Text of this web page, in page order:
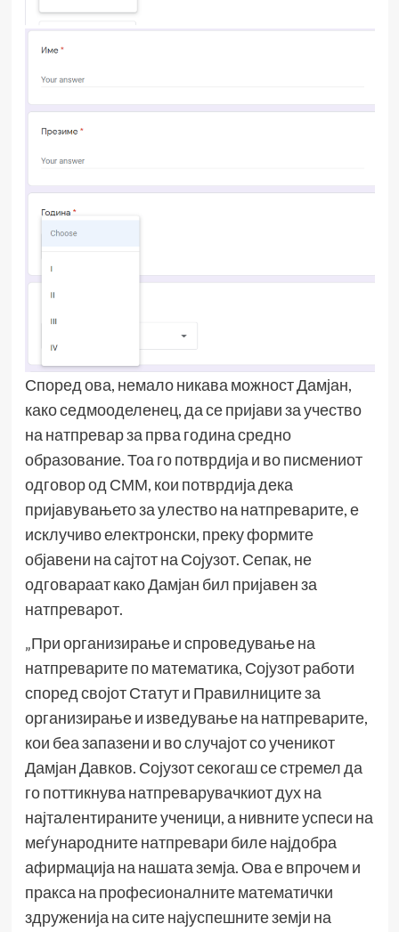
Според ова, немало никава можност Дамјан,
како седмооделенец, да се пријави за учество
на натпревар за прва година средно
образование. Тоа го потврдија и во писмениот
одговор од СММ, кои потврдија дека
пријавувањето за улество на натпреварите, е
исклучиво електронски, преку формите
објавени на сајтот на Сојузот. Сепак, не
одговараат како Дамјан бил пријавен за
натпреварот.
„При организирање и спроведување на
натпреварите по математика, Сојузот работи
според својот Статут и Правилниците за
организирање и изведување на натпреварите,
кои беа запазени и во случајот со ученикот
Дамјан Давков. Сојузот секогаш се стремел да
го поттикнува натпреварувачкиот дух на
најталентираните ученици, а нивните успеси на
меѓународните натпревари биле најдобра
афирмација на нашата земја. Ова е впрочем и
пракса на професионалните математички
здруженија на сите најуспешните земји на